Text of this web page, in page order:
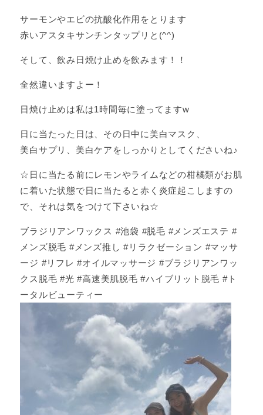
サーモンやエビの抗酸化作用をとります
赤いアスタキサンチンタップリと(^^)
そして、飲み日焼け止めを飲みます！！
全然違いますよー！
日焼け止めは私は1時間毎に塗ってますw
日に当たった日は、その日中に美白マスク、
美白サプリ、美白ケアをしっかりとしてくださいね♪
☆日に当たる前にレモンやライムなどの柑橘類がお肌
に着いた状態で日に当たると赤く炎症起こしますの
で、それは気をつけて下さいね☆
ブラジリアンワックス #池袋 #脱毛 #メンズエステ #
メンズ脱毛 #メンズ推し #リラクゼーション #マッサ
ージ #リフレ #オイルマッサージ #ブラジリアンワッ
クス脱毛 #光 #高速美肌脱毛 #ハイブリット脱毛 #ト
ータルビューティー